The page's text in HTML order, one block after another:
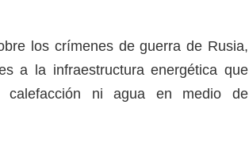
los crímenes de guerra de Rusia,
a la infraestructura energética que
ni agua en medio de